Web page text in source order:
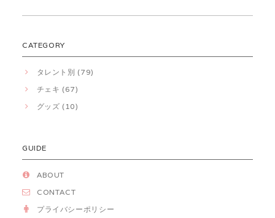
CATEGORY
タレント別 (79)
チェキ (67)
グッズ (10)
GUIDE
ABOUT
CONTACT
プライバシーポリシー